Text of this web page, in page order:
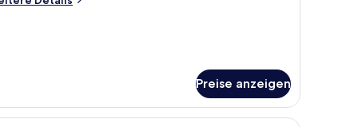
Preise anzeigen
und Palmen blickt. Ein geräumiges Wohnzimmer mit großem